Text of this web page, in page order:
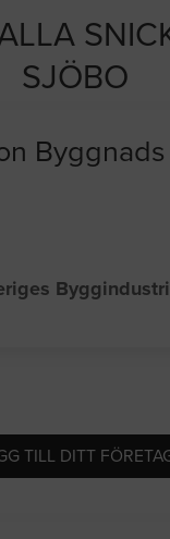
SJÖBO
TILL DITT